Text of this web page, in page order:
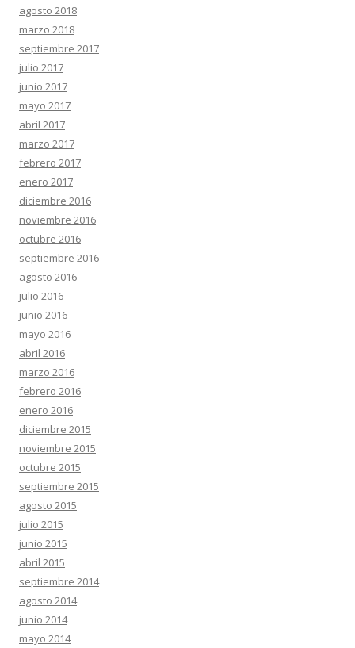
agosto 2018
marzo 2018
septiembre 2017
julio 2017
junio 2017
mayo 2017
abril 2017
marzo 2017
febrero 2017
enero 2017
diciembre 2016
noviembre 2016
octubre 2016
septiembre 2016
agosto 2016
julio 2016
junio 2016
mayo 2016
abril 2016
marzo 2016
febrero 2016
enero 2016
diciembre 2015
noviembre 2015
octubre 2015
septiembre 2015
agosto 2015
julio 2015
junio 2015
abril 2015
septiembre 2014
agosto 2014
junio 2014
mayo 2014